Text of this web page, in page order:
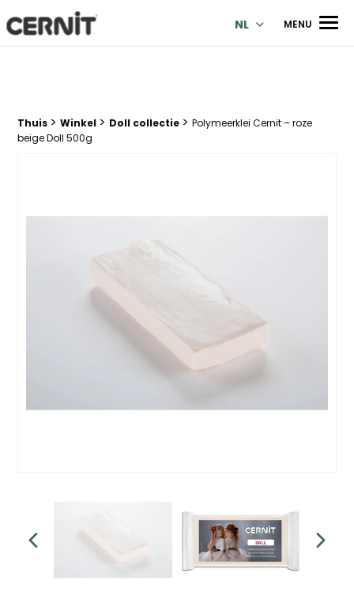
Cernit Une qualité haut de gamme pour des créations
NL MENU
Breadcrumb trail:
Thuis > Winkel > Doll collectie > Polymeerklei Cernit – roze
beige Doll 500g